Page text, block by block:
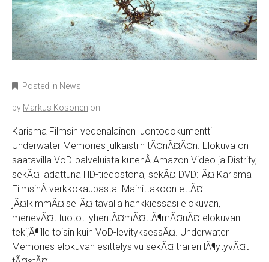
Posted in News
by Markus Kosonen on
Karisma Filmsin vedenalainen luontodokumentti
Underwater Memories julkaistiin tÃ¤nÃ¤Ã¤n. Elokuva on
saatavilla VoD-palveluista kutenÂ Amazon Video ja Distrify,
sekÃ¤ ladattuna HD-tiedostona, sekÃ¤ DVD:llÃ¤ Karisma
FilmsinÂ verkkokaupasta. Mainittakoon ettÃ¤
jÃ¤lkimmÃ¤isellÃ¤ tavalla hankkiessasi elokuvan,
menevÃ¤t tuotot lyhentÃ¤mÃ¤ttÃ¶mÃ¤nÃ¤ elokuvan
tekijÃ¶ille toisin kuin VoD-levityksessÃ¤. Underwater
Memories elokuvan esittelysivu sekÃ¤ traileri lÃ¶ytyvÃ¤t